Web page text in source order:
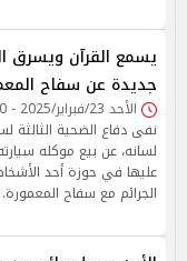
يسمع القرآن ويسرق
جديدة عن سفاح
الأحد 23/فبراير/2025 - 10:50 ص
نفى دفاع الضحية الثالثة
لسانه، عن بيع موكله
عليها في حوزة أحد
الجرائم مع سفاح المعمورة.